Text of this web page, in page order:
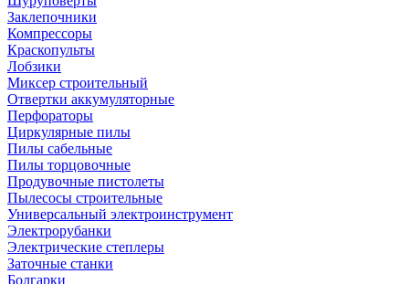
Заклепочники
Компрессоры
Краскопульты
Лобзики
Миксер строительный
Отвертки аккумуляторные
Перфораторы
Циркулярные пилы
Пилы сабельные
Пилы торцовочные
Продувочные пистолеты
Пылесосы строительные
Универсальный электроинструмент
Электрорубанки
Электрические степлеры
Заточные станки
Болгарки